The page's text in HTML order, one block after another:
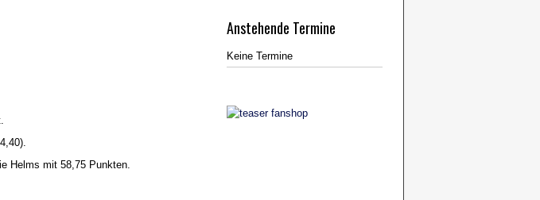
Helms mit 58,75 Punkten.
Anstehende Termine
Keine Termine